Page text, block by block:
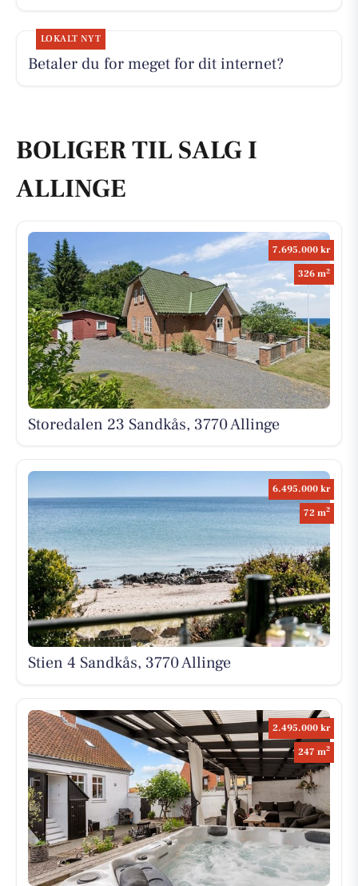
LOKALT NYT
Betaler du for meget for dit internet?
BOLIGER TIL SALG I
ALLINGE
7.695.000 kr
326 m2
Storedalen 23 Sandkås, 3770 Allinge
6.495.000 kr
72 m2
Stien 4 Sandkås, 3770 Allinge
2.495.000 kr
247 m2